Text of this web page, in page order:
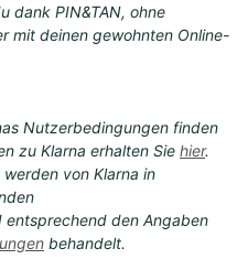
dank PIN&TAN, ohne
mit deinen gewohnten Online-
Nutzerbedingungen finden
zu Klarna erhalten Sie hier.
von Klarna in
den Angaben
behandelt.